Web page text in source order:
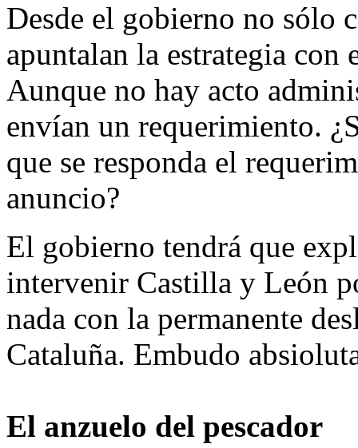
Desde el gobierno no sólo
apuntalan la estrategia
Aunque no hay acto
envían un requerimiento.
que se responda el
anuncio?
El gobierno tendrá que
intervenir Castilla y León
nada con la permanente
Cataluña. Embudo
El anzuelo del pescador